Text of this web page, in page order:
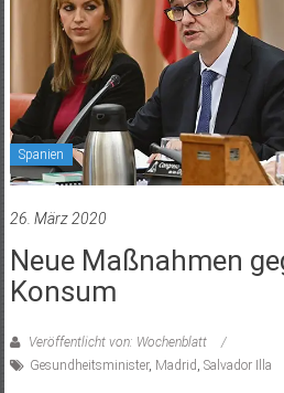
Spanien
26. März 2020
Neue Maßnahmen
Konsum
Veröffentlicht von: Wochenblatt
Gesundheitsminister, Madrid , Salvador Illa